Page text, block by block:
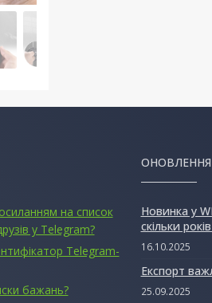
на список
у Telegram?
Telegram-
бажань?
ОНОВЛЕННЯ
Новинка у
скільки
16.10.2025
Експорт
25.09.2025